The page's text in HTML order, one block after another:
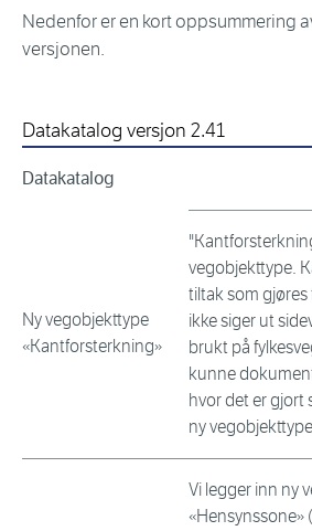
Nedenfor er en kort oppsummering
versjonen.
Datakatalog versjon 2.41
Datakatalog
Ny vegobjekttype
«Kantforsterkning»
vegobjekttype.
tiltak som gjøres
ikke siger ut
brukt på
kunne
hvor det er gjort
ny
Vi legger inn ny
«Hensynssone»